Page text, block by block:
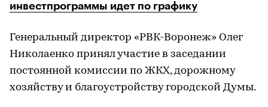
инвестпрограммы идет по графику
Генеральный директор «РВК-Воронеж» Олег
Николаенко принял участие в заседании
постоянной комиссии по ЖКХ, дорожному
хозяйству и благоустройству городской Думы.